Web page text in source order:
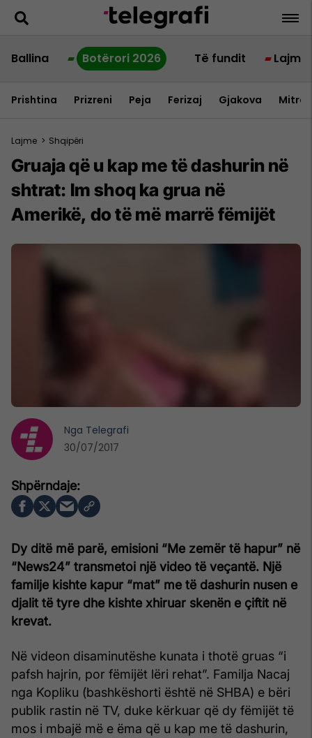
Ballina Botërori 2026 Të fundit Lajme
Prishtina Prizreni Peja Ferizaj Gjakova
Lajme > Shqipëri
Gruaja që u kap me të dashurin në
shtrat: Im shoq ka grua në
Amerikë, do të më marrë fëmijët
Dy ditë më parë, emisioni “Me zemër të hapur” në
“News24” transmetoi një video të veçantë. Një
familje kishte kapur “mat” me të dashurin nusen e
djalit të tyre dhe kishte xhiruar skenën e çiftit në
krevat.
Në videon disaminutëshe kunata i thotë gruas “i
pafsh hajrin, por fëmijët lëri rehat”. Familja Nacaj
nga Kopliku (bashkëshorti është në SHBA) e bëri
publik rastin në TV, duke kërkuar që dy fëmijët të
mos i mbajë më e ëma që u kap me të dashurin,
Nga Telegrafi
30/07/2017